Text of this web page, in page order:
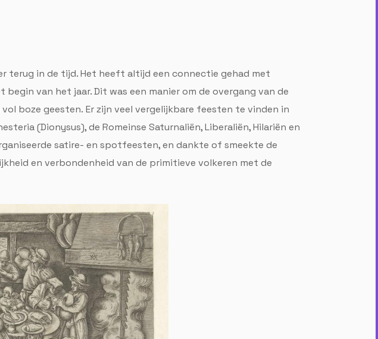
terug in de tijd. Het heeft altijd een connectie gehad met
van het jaar. Dit was een manier om de overgang van de
boze geesten. Er zijn veel vergelijkbare feesten te vinden in
(Dionysus), de Romeinse Saturnaliën, Liberaliën, Hilariën en
satire- en spotfeesten, en dankte of smeekte de
en verbondenheid van de primitieve volkeren met de